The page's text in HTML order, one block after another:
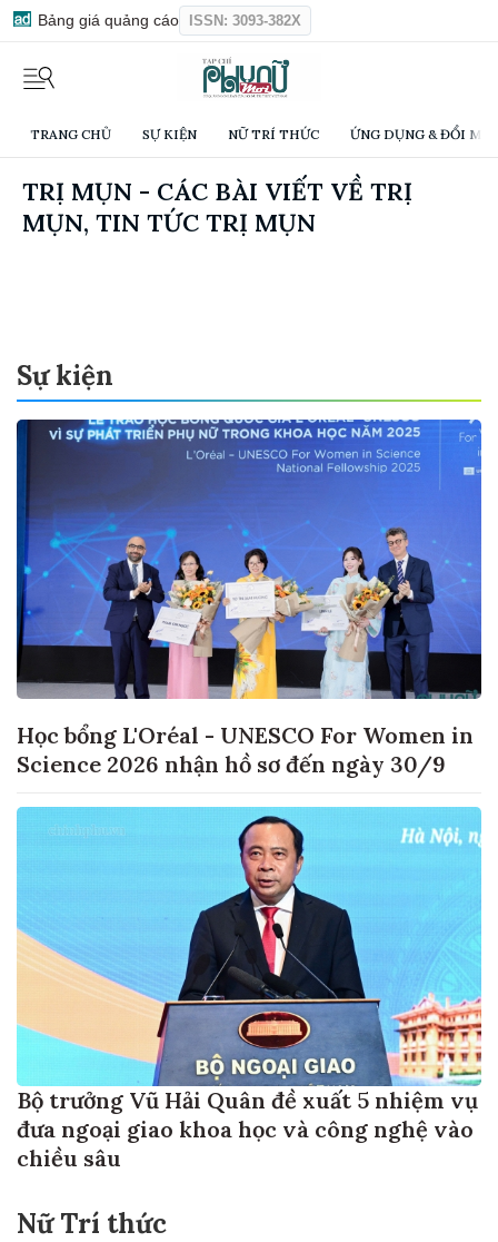
Bảng giá quảng cáo ISSN: 3093-382X
TRANG CHỦ SỰ KIỆN NỮ TRÍ THỨC ỨNG DỤNG & ĐỔI
TRỊ MỤN - CÁC BÀI VIẾT VỀ TRỊ
MỤN, TIN TỨC TRỊ MỤN
Sự kiện
Học bổng L'Oréal - UNESCO For Women in
Science 2026 nhận hồ sơ đến ngày 30/9
Bộ trưởng Vũ Hải Quân đề xuất 5 nhiệm vụ
đưa ngoại giao khoa học và công nghệ vào
chiều sâu
Nữ Trí thức